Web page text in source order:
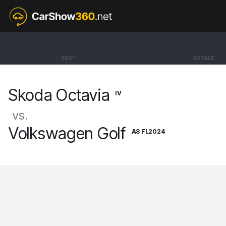
360° DETALE
Skoda Octavia
Skoda Octavia IV
vs.
Volkswagen Golf A8 FL2024